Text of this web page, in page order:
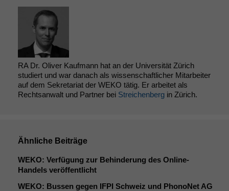
RA Dr. Oliver Kaufmann hat an der Universität Zürich
studiert und war danach als wissenschaftlicher Mitarbeiter
auf dem Sekretariat der WEKO tätig. Er arbeitet als
Rechtsanwalt und Partner bei Streichenberg in Zürich.
Ähnliche Beiträge
WEKO: Verfügung zur Behinderung des Online-
Handels veröffentlicht
WEKO: Bussen gegen IFPI Schweiz und PhonoNet AG